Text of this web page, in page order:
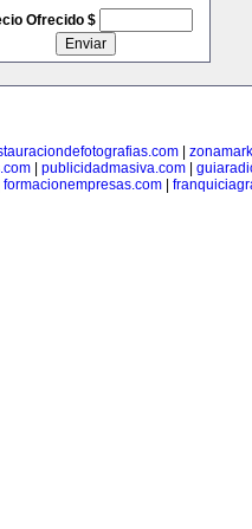
Ofrecido $
|
publicidadmasiva.com
formacionempresas.com